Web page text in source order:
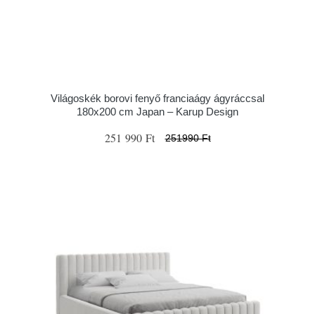
Világoskék borovi fenyő franciaágy ágyráccsal
180x200 cm Japan – Karup Design
251 990 Ft 251990 Ft